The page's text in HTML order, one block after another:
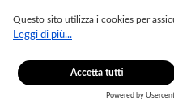
tradingmoon.com ©2026. Tutti